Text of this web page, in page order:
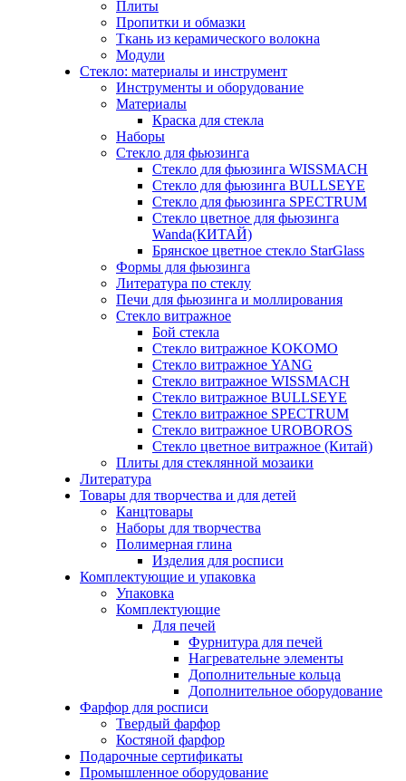
Плиты
Пропитки и обмазки
Ткань из керамического волокна
Модули
Стекло: материалы и инструмент
Инструменты и оборудование
Материалы
Краска для стекла
Наборы
Стекло для фьюзинга
Стекло для фьюзинга WISSMACH
Стекло для фьюзинга BULLSEYE
Стекло для фьюзинга SPECTRUM
Стекло цветное для фьюзинга
Wanda(КИТАЙ)
Брянское цветное стекло StarGlass
Формы для фьюзинга
Литература по стеклу
Печи для фьюзинга и моллирования
Стекло витражное
Бой стекла
Стекло витражное KOKOMO
Стекло витражное YANG
Стекло витражное WISSMACH
Стекло витражное BULLSEYE
Стекло витражное SPECTRUM
Стекло витражное UROBOROS
Стекло цветное витражное (Китай)
Плиты для стеклянной мозаики
Литература
Товары для творчества и для детей
Канцтовары
Наборы для творчества
Полимерная глина
Изделия для росписи
Комплектующие и упаковка
Упаковка
Комплектующие
Для печей
Фурнитура для печей
Нагревательне элементы
Дополнительные кольца
Дополнительное оборудование
Фарфор для росписи
Твердый фарфор
Костяной фарфор
Подарочные сертификаты
Промышленное оборудование